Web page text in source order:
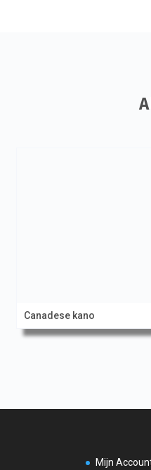
Canadese kano
Mijn